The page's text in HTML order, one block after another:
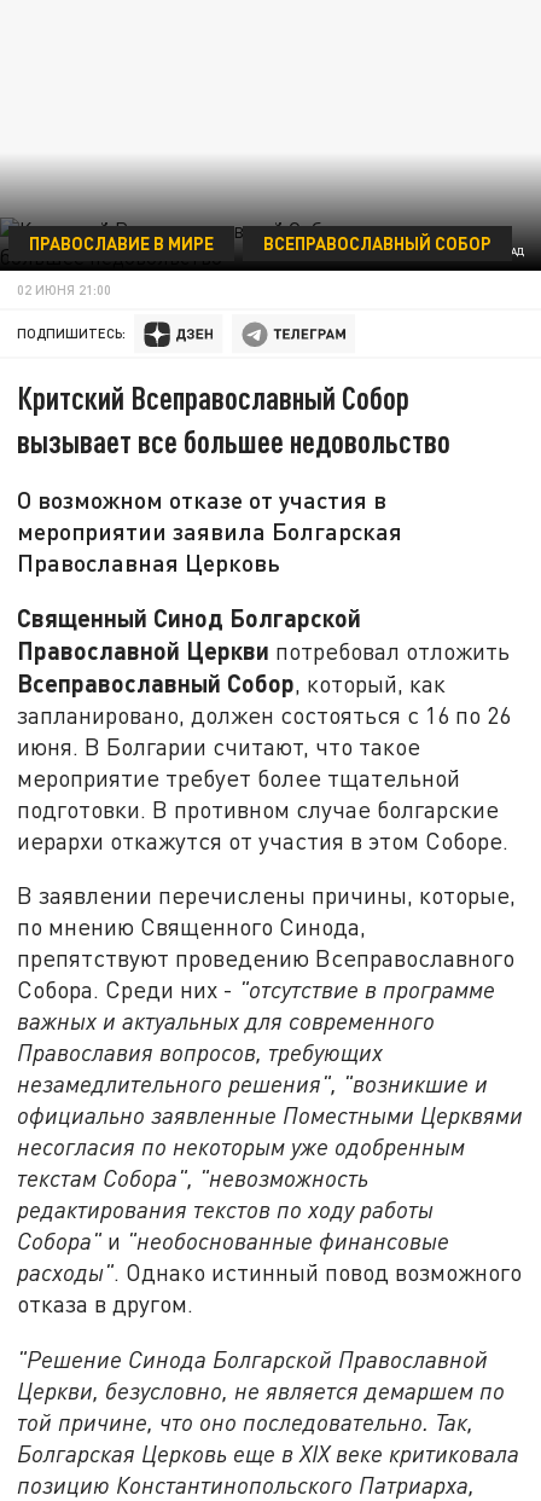
ФОТО: ЦАРЬГРАД
ПРАВОСЛАВИЕ В МИРЕ ВСЕПРАВОСЛАВНЫЙ СОБОР
02 ИЮНЯ 21:00
ПОДПИШИТЕСЬ:
Критский Всеправославный Собор
вызывает все большее недовольство
О возможном отказе от участия в
мероприятии заявила Болгарская
Православная Церковь
Священный Синод Болгарской
Православной Церкви потребовал отложить
Всеправославный Собор, который, как
запланировано, должен состояться с 16 по 26
июня. В Болгарии считают, что такое
мероприятие требует более тщательной
подготовки. В противном случае болгарские
иерархи откажутся от участия в этом Соборе.
В заявлении перечислены причины, которые,
по мнению Священного Синода,
препятствуют проведению Всеправославного
Собора. Среди них - "отсутствие в программе
важных и актуальных для современного
Православия вопросов, требующих
незамедлительного решения", "возникшие и
официально заявленные Поместными Церквями
несогласия по некоторым уже одобренным
текстам Собора", "невозможность
редактирования текстов по ходу работы
Собора" и "необоснованные финансовые
расходы". Однако истинный повод возможного
отказа в другом.
"Решение Синода Болгарской Православной
Церкви, безусловно, не является демаршем по
той причине, что оно последовательно. Так,
Болгарская Церковь еще в XIX веке критиковала
позицию Константинопольского Патриарха,